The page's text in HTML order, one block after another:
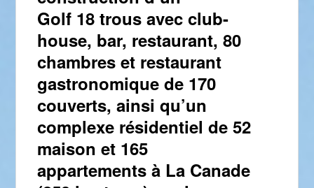
Golf 18 trous avec club-
house, bar, restaurant, 80
chambres et restaurant
gastronomique de 170
couverts, ainsi qu’un
complexe résidentiel de 52
maison et 165
appartements à La Canade